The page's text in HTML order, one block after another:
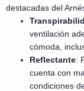
destacadas del
ventilación
cómoda,
Reflectante:
cuenta con
condiciones